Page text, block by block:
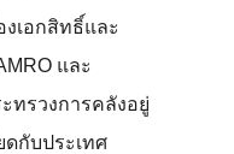
เอกสิทธิ์และ
และ
ทรวงการคลังอยู่
ดกับประเทศ